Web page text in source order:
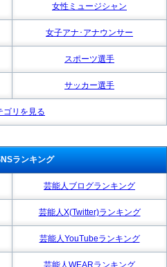
女性ミュージシャン
女子アナ･アナウンサー
スポーツ選手
サッカー選手
ゴリを見る
ランキング
芸能人ブログランキング
芸能人X(Twitter)ランキング
芸能人YouTubeランキング
芸能人WEARランキング